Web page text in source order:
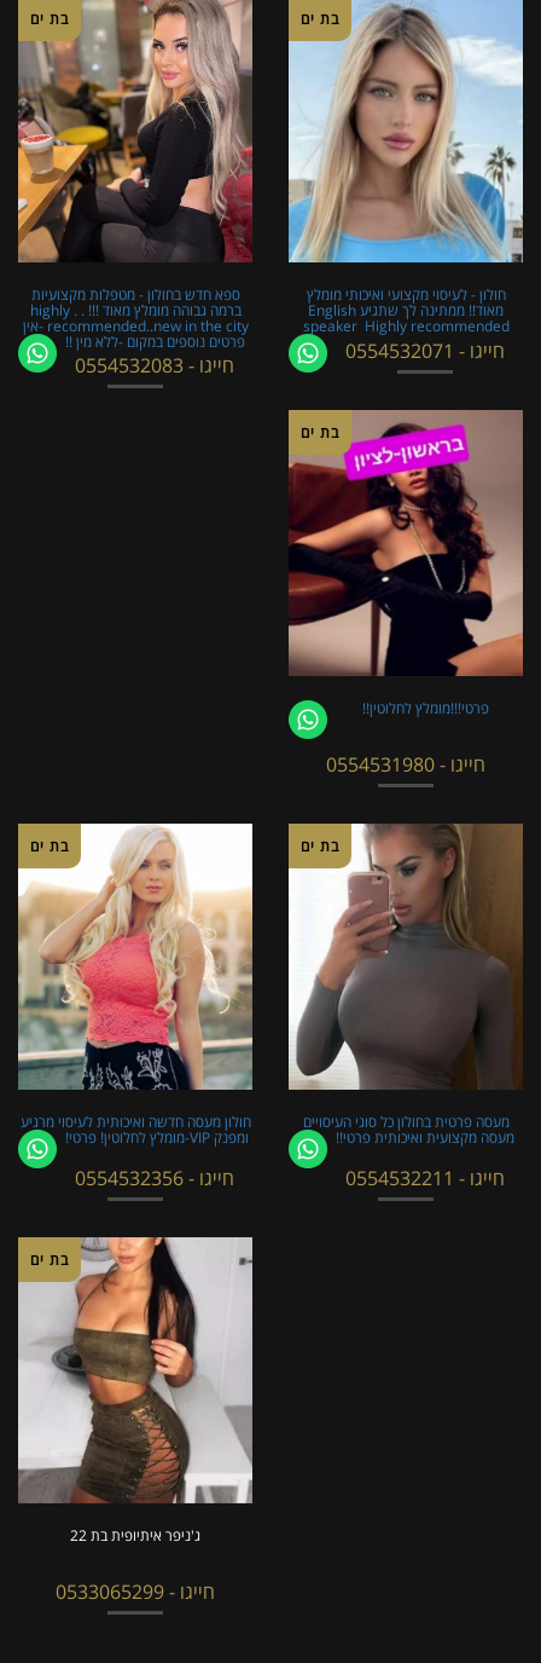
בת ים
ספא חדש בחולון - מטפלות מקצועיות
ברמה גבוהה מומלץ מאוד !!! . . highly
recommended..new in the city -אין
פרטים נוספים במקום -ללא מין !!
חייגו - 0554532083
בת ים
חולון - לעיסוי מקצועי ואיכותי מומלץ
מאוד!! ממתינה לך שתגיע English
speaker ​​​​​​ Highly recommended
חייגו - 0554532071
בת ים
פרטי!!!מומלץ לחלוטין!!
חייגו - 0554531980
בת ים
חולון מעסה חדשה ואיכותית לעיסוי מרגיע
ומפנק VIP-מומלץ לחלוטין! פרטי! ​​​​​​
חייגו - 0554532356
בת ים
מעסה פרטית בחולון כל סוגי העיסויים
מעסה מקצועית ואיכותית פרטי!!
חייגו - 0554532211
בת ים
ג'ניפר איתיופית בת 22
חייגו - 0533065299